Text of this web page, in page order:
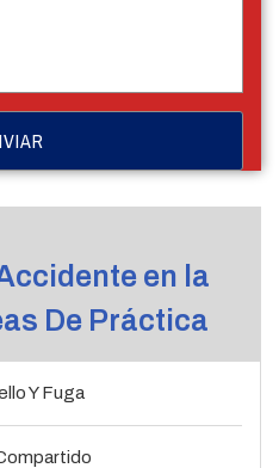
en la
De Práctica
Y Fuga